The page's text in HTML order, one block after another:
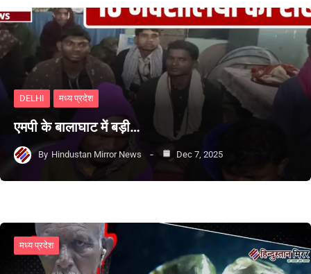
DELHI मध्य प्रदेश
एमपी के बालाघाट में बड़ी…
By Hindustan Mirror News Dec 7, 2025
मध्य प्रदेश